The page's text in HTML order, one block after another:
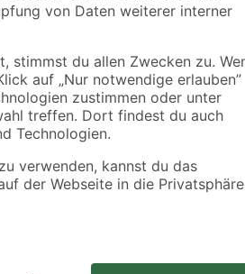
Die Schnellbauschrauben der Marke
Gipsfaserplatten auf Holz- und Metall-